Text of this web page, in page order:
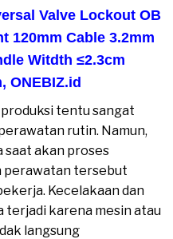
Valve Lockout OB
120mm Cable 3.2mm
Witdth ≤2.3cm
, ONEBIZ.id
tentu sangat
rutin. Namun,
saat akan proses
perawatan tersebut
Kecelakaan dan
terjadi karena mesin atau
langsung